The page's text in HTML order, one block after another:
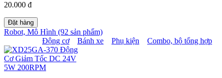
20.000 đ
Đặt hàng
Robot, Mô Hình (92 sản phẩm)
Động cơ
Bánh xe Phụ kiện Combo, bộ tổng hợp